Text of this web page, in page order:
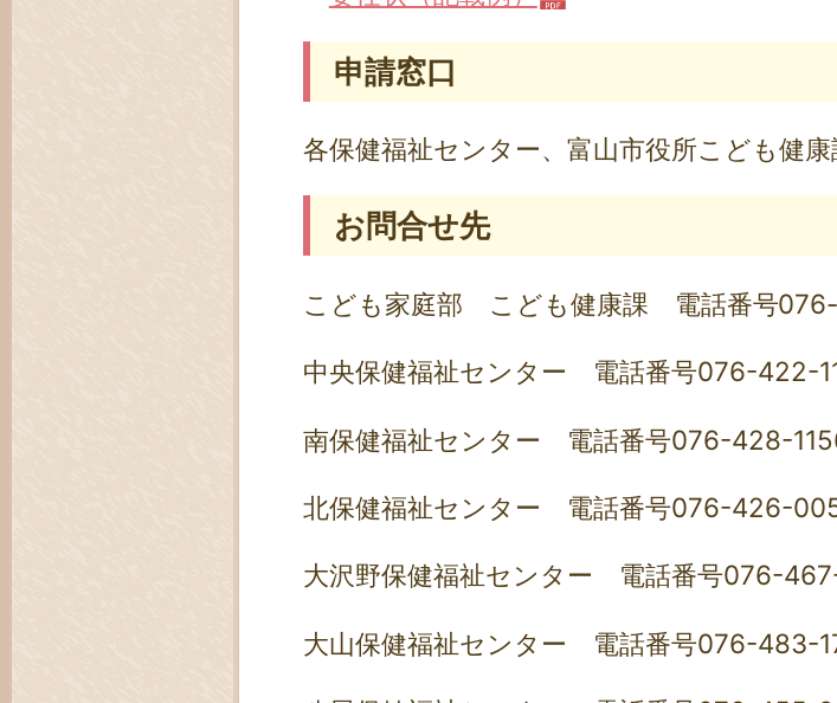
申請窓口
各保健福祉センター、富山市役所こども健康
お問合せ先
こども家庭部 こども健康課 電話番号
中央保健福祉センター 電話番号076-422-
南保健福祉センター 電話番号076-428-
北保健福祉センター 電話番号076-426-
大沢野保健福祉センター 電話番号076-
大山保健福祉センター 電話番号076-483-